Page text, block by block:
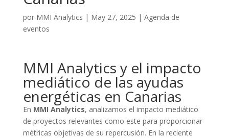
por MMI Analytics | May 27, 2025 | Agenda de
eventos
MMI Analytics y el impacto
mediático de las ayudas
energéticas en Canarias
En MMI Analytics, analizamos el impacto mediático
de proyectos relevantes como este para proporcionar
métricas objetivas de su repercusión. En la reciente